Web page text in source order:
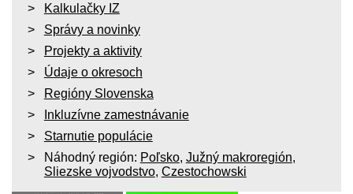
Kalkulačky IZ
Správy a novinky
Projekty a aktivity
Údaje o okresoch
Regióny Slovenska
Inkluzívne zamestnávanie
Starnutie populácie
Náhodný región: Poľsko, Južný makroregión,
Sliezske vojvodstvo, Czestochowski